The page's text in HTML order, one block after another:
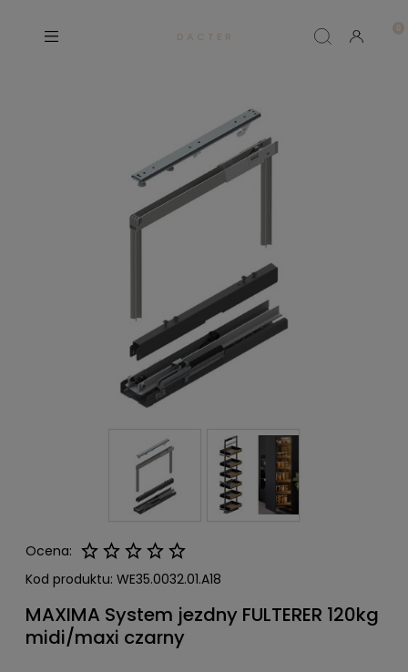
D A C T E R
Ocena:
Kod produktu: WE35.0032.01.A18
MAXIMA System jezdny FULTERER 120kg
midi/maxi czarny